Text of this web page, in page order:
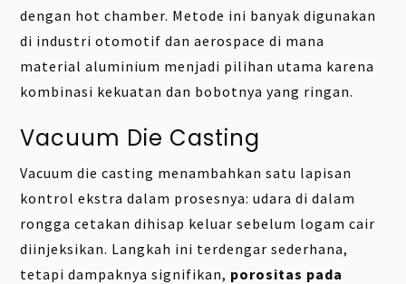
dengan hot chamber. Metode ini banyak digunakan
di industri otomotif dan aerospace di mana
material aluminium menjadi pilihan utama karena
kombinasi kekuatan dan bobotnya yang ringan.
Vacuum Die Casting
Vacuum die casting menambahkan satu lapisan
kontrol ekstra dalam prosesnya: udara di dalam
rongga cetakan dihisap keluar sebelum logam cair
diinjeksikan. Langkah ini terdengar sederhana,
tetapi dampaknya signifikan, porositas pada